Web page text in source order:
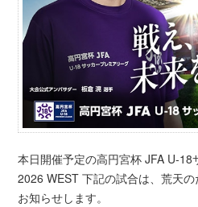
本日開催予定の高円宮杯 JFA U-
2026 WEST 下記の試合は、荒天
お知らせします。